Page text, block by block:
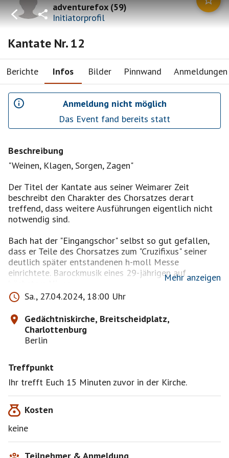
adventurefox(59)
Initiatorprofil
Kantate Nr. 12
Berichte Infos Bilder Pinnwand Anmeldungen
Anmeldung nicht möglich
Das Event fand bereits statt
Beschreibung
"Weinen, Klagen, Sorgen, Zagen"
Der Titel der Kantate aus seiner Weimarer Zeit
beschreibt den Charakter des Chorsatzes derart
treffend, dass weitere Ausführungen eigentlich nicht
notwendig sind.
Bach hat der "Eingangschor" selbst so gut gefallen,
dass er Teile des Chorsatzes zum "Cruzifixus" seiner
deutlich später entstandenen h-moll Messe
einrichtete. Barockmusik eines 29-jährigen auf
Ich würde mich freuen, mal wieder den einen BeSi
oder die andere BeSine zum Kantategottesdienst
begrüßen zu können
Anfahrtsbeschreibung:
RE 1,2,7, RB 14,21,22
"Zoologischer Garten"
S3, S5, S7, S9, U2
"S+U Zoologischer Garten"
Mehr anzeigen
Sa., 27.04.2024, 18:00 Uhr
Gedächtniskirche, Breitscheidplatz,
Charlottenburg
Berlin
Treffpunkt
Ihr trefft Euch 15 Minuten zuvor in der Kirche.
Kosten
keine